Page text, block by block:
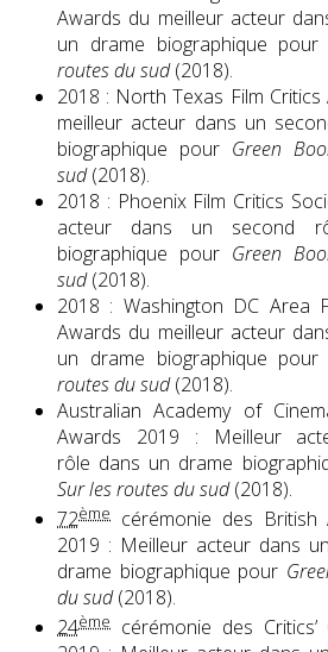
Awards du meilleur acteur
un drame biographique pour
routes du sud(2018).
2018 : North Texas Film
meilleur acteur dans un
biographique pour Green
sud(2018).
2018 : Phoenix Film Critics
acteur dans un second
biographique pour Green
sud(2018).
2018 : Washington DC Area
Awards du meilleur acteur
un drame biographique pour
routes du sud(2018).
Australian Academy of
Awards 2019 : Meilleur
rôle dans un drame
Sur les routes du sud(2018).
72ème
cérémonie des British
2019 : Meilleur acteur dans
drame biographique pour
du sud(2018).
24ème
cérémonie des